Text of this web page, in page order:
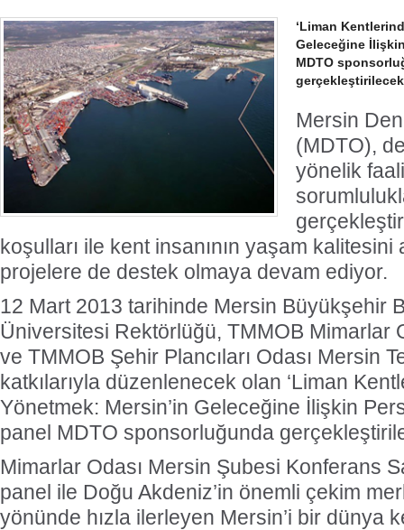
‘Liman
Geleceğine
MDTO
Mersin
(MDTO),
yönelik
koşulları ile kent insanının yaşam kalitesini
projelere de destek olmaya devam ediyor.
12 Mart 2013 tarihinde Mersin Büyükşehir
Üniversitesi Rektörlüğü, TMMOB Mimarlar
ve TMMOB Şehir Plancıları Odası Mersin
katkılarıyla düzenlenecek olan ‘Liman
Yönetmek: Mersin’in Geleceğine İlişkin
panel MDTO sponsorluğunda
Mimarlar Odası Mersin Şubesi Konferans
panel ile Doğu Akdeniz’in önemli çekim
yönünde hızla ilerleyen Mersin’i bir dünya